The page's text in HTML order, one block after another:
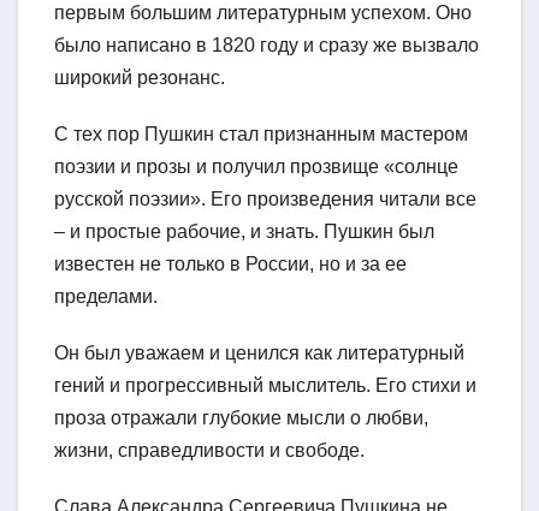
первым большим литературным успехом. Оно
было написано в 1820 году и сразу же вызвало
широкий резонанс.
С тех пор Пушкин стал признанным мастером
поэзии и прозы и получил прозвище «солнце
русской поэзии». Его произведения читали все
– и простые рабочие, и знать. Пушкин был
известен не только в России, но и за ее
пределами.
Он был уважаем и ценился как литературный
гений и прогрессивный мыслитель. Его стихи и
проза отражали глубокие мысли о любви,
жизни, справедливости и свободе.
Слава Александра Сергеевича Пушкина не